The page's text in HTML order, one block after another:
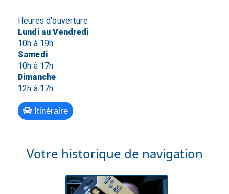
Heures d'ouverture
Lundi au Vendredi
10h à 19h
Samedi
10h à 17h
Dimanche
12h à 17h
Itinéraire
Votre historique de navigation